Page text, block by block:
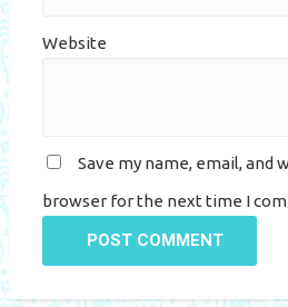
Website
Save my name, email, and
browser for the next time I
POST COMMENT